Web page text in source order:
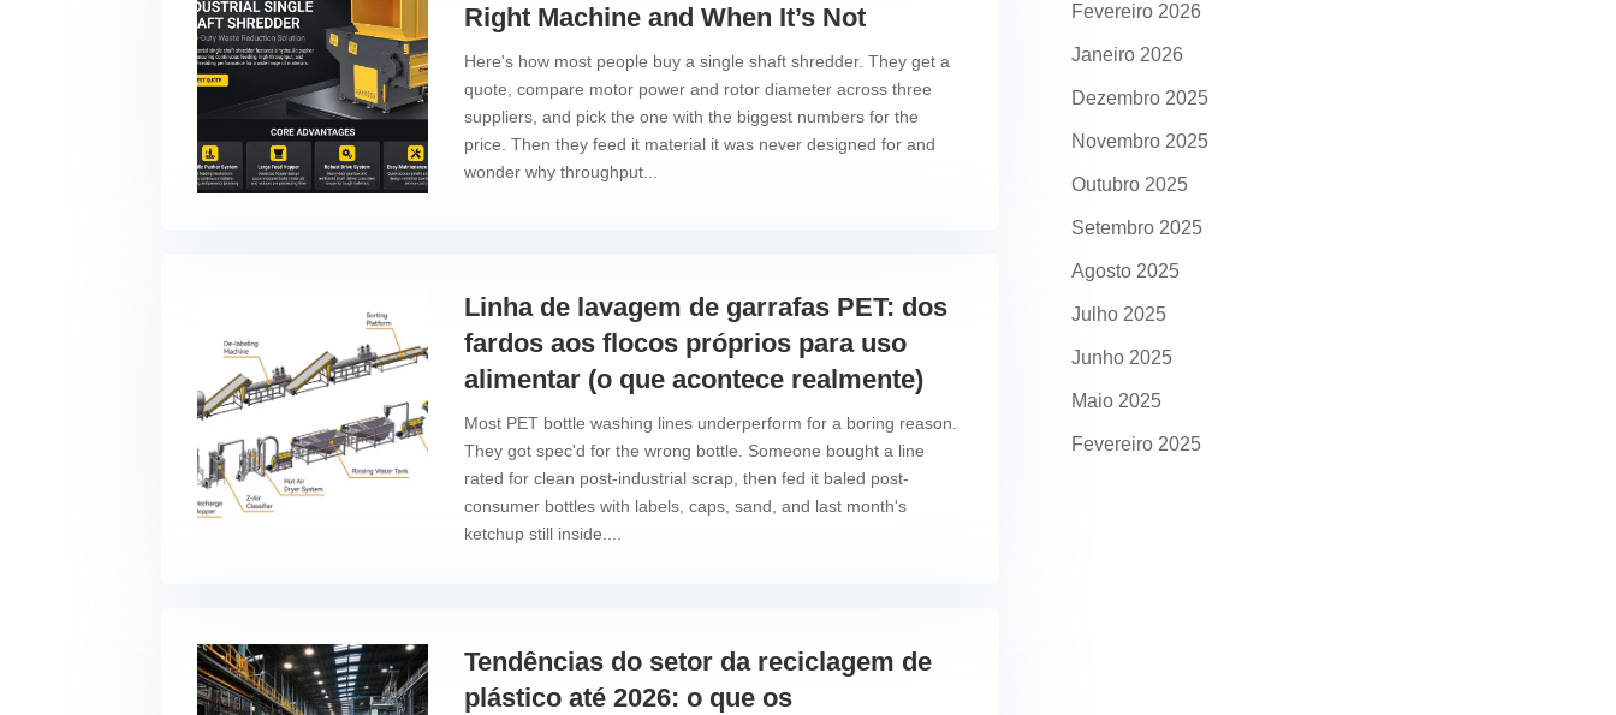
Right Machine and When It’s Not
Here's how most people buy a single shaft shredder. They get a
quote, compare motor power and rotor diameter across three
suppliers, and pick the one with the biggest numbers for the
price. Then they feed it material it was never designed for and
wonder why throughput...
Linha de lavagem de garrafas PET: dos
fardos aos flocos próprios para uso
alimentar (o que acontece realmente)
Most PET bottle washing lines underperform for a boring reason.
They got spec'd for the wrong bottle. Someone bought a line
rated for clean post-industrial scrap, then fed it baled post-
consumer bottles with labels, caps, sand, and last month's
ketchup still inside....
Tendências do setor da reciclagem de
plástico até 2026: o que os
Fevereiro 2026
Janeiro 2026
Dezembro 2025
Novembro 2025
Outubro 2025
Setembro 2025
Agosto 2025
Julho 2025
Junho 2025
Maio 2025
Fevereiro 2025